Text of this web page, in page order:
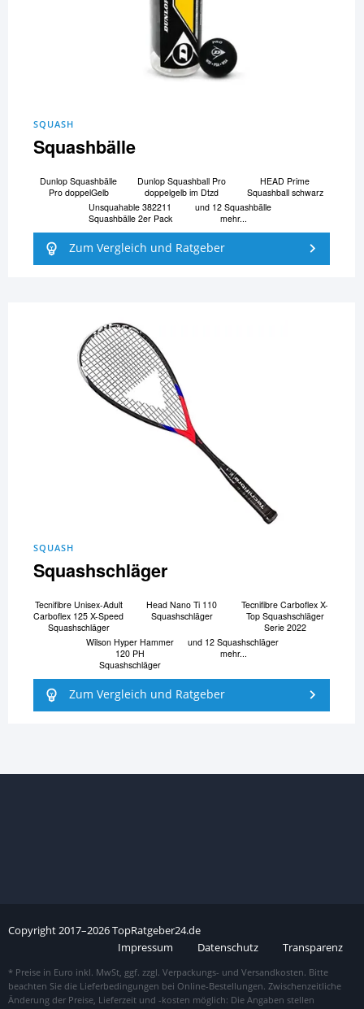
SQUASH
Squashbälle
Dunlop Squashbälle
Pro doppelGelb
Dunlop Squashball Pro
doppelgelb im Dtzd
HEAD Prime
Squashball schwarz
Unsquahable 382211
Squashbälle 2er Pack
und 12 Squashbälle
mehr...
Zum Vergleich und Ratgeber
SQUASH
Squashschläger
Tecnifibre Unisex-Adult
Carboflex 125 X-Speed
Squashschläger
Head Nano Ti 110
Squashschläger
Tecnifibre Carboflex X-
Top Squashschläger
Serie 2022
Wilson Hyper Hammer
120 PH
Squashschläger
und 12 Squashschläger
mehr...
Zum Vergleich und Ratgeber
Copyright2017–2026TopRatgeber24.de
Impressum
Datenschutz Transparenz